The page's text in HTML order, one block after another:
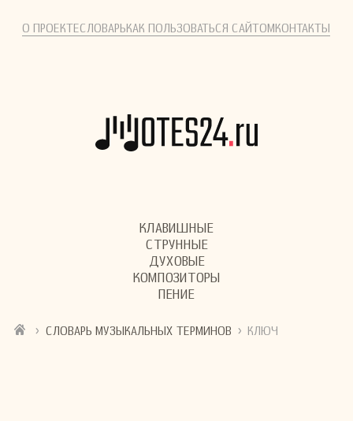
О ПРОЕКТЕСЛОВАРЬКАК ПОЛЬЗОВАТЬСЯ САЙТОМКОНТАКТЫ
КЛАВИШНЫЕ
СТРУННЫЕ
ДУХОВЫЕ
КОМПОЗИТОРЫ
ПЕНИЕ
› СЛОВАРЬ МУЗЫКАЛЬНЫХ ТЕРМИНОВ › КЛЮЧ